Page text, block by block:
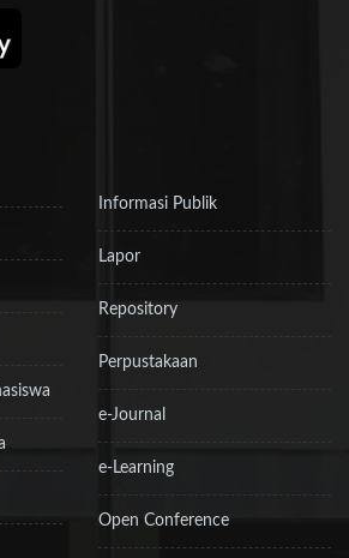
Informasi Publik
Lapor
Repository
Perpustakaan
e-Journal
e-Learning
Open Conference